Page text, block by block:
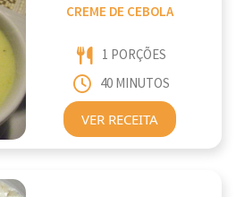
CREME DE CEBOLA
1 PORÇÕES
40 MINUTOS
VER RECEITA